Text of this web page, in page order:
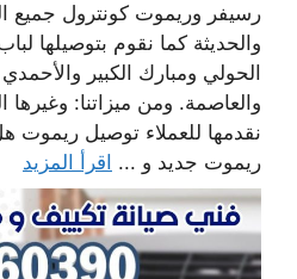
رسيفر وريموت كونترول جميع
والحديثة كما نقوم بتوصيلها
الحولي ومبارك الكبير والأحمدي
والعاصمة. ومن ميزاتنا: وغيرها
نقدمها للعملاء توصيل ريموت
ريموت جديد و ... اقرأ المزيد